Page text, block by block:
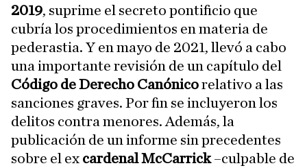
2019, suprime el secreto pontificio que
cubría los procedimientos en materia de
pederastia. Y en mayo de 2021, llevó a cabo
una importante revisión de un capítulo del
Código de Derecho Canónicorelativo a las
sanciones graves. Por fin se incluyeron los
delitos contra menores. Además, la
publicación de un informe sin precedentes
sobre el ex cardenal McCarrick–culpable de